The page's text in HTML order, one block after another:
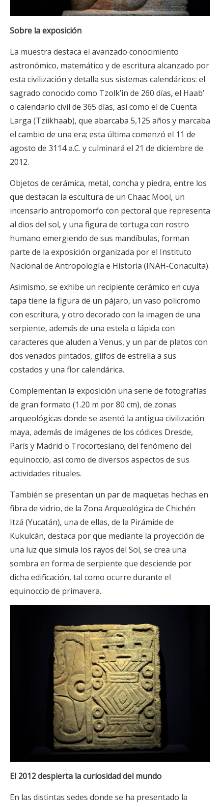
Sobre la exposición
La muestra destaca el avanzado conocimiento
astronómico, matemático y de escritura alcanzado por
esta civilización y detalla sus sistemas calendáricos: el
sagrado conocido como Tzolk’in de 260 días, el Haab’
o calendario civil de 365 días, así como el de Cuenta
Larga (Tziikhaab), que abarcaba 5,125 años y marcaba
el cambio de una era; esta última comenzó el 11 de
agosto de 3114 a.C. y culminará el 21 de diciembre de
2012.
Objetos de cerámica, metal, concha y piedra, entre los
que destacan la escultura de un Chaac Mool, un
incensario antropomorfo con pectoral que representa
al dios del sol, y una figura de tortuga con rostro
humano emergiendo de sus mandíbulas, forman
parte de la exposición organizada por el Instituto
Nacional de Antropología e Historia (INAH-Conaculta).
Asimismo, se exhibe un recipiente cerámico en cuya
tapa tiene la figura de un pájaro, un vaso policromo
con escritura, y otro decorado con la imagen de una
serpiente, además de una estela o lápida con
caracteres que aluden a Venus, y un par de platos con
dos venados pintados, glifos de estrella a sus
costados y una flor calendárica.
Complementan la exposición una serie de fotografías
de gran formato (1.20 m por 80 cm), de zonas
arqueológicas donde se asentó la antigua civilización
maya, además de imágenes de los códices Dresde,
París y Madrid o Trocortesiano; del fenómeno del
equinoccio, así como de diversos aspectos de sus
actividades rituales.
También se presentan un par de maquetas hechas en
fibra de vidrio, de la Zona Arqueológica de Chichén
Itzá (Yucatán), una de ellas, de la Pirámide de
Kukulcán, destaca por que mediante la proyección de
una luz que simula los rayos del Sol, se crea una
sombra en forma de serpiente que desciende por
dicha edificación, tal como ocurre durante el
equinoccio de primavera.
El 2012 despierta la curiosidad del mundo
En las distintas sedes donde se ha presentado la